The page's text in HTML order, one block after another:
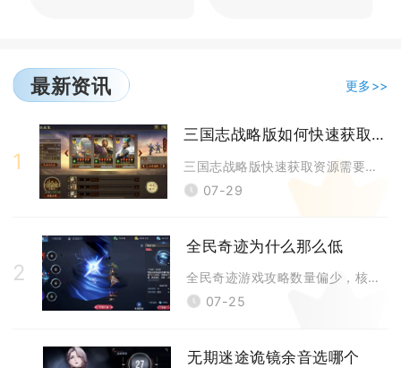
最新资讯 更多>>
1
三国志战略版如何快速获取资源
三国志战略版快速获取资源需要同步优化领地基建、屯田循环、同盟玩法与野怪
07-29
2
全民奇迹为什么那么低
全民奇迹游戏攻略数量偏少，核心成因是重度氪金导向、养成体系动态浮动、核
07-25
无期迷途诡镜余音选哪个